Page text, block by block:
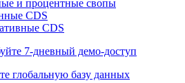
доступ
и процентные свопы
CDS